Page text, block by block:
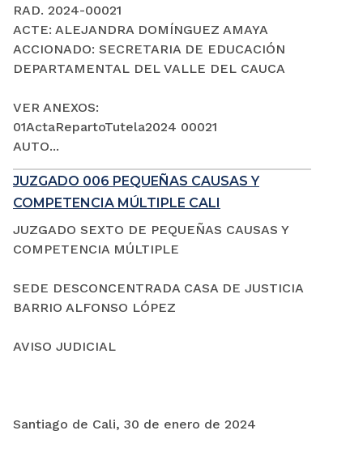
RAD. 2024-00021
ACTE: ALEJANDRA DOMÍNGUEZ AMAYA
ACCIONADO: SECRETARIA DE EDUCACIÓN
DEPARTAMENTAL DEL VALLE DEL CAUCA
VER ANEXOS:
01ActaRepartoTutela2024 00021
AUTO...
JUZGADO 006 PEQUEÑAS CAUSAS Y
COMPETENCIA MÚLTIPLE CALI
JUZGADO SEXTO DE PEQUEÑAS CAUSAS Y
COMPETENCIA MÚLTIPLE
SEDE DESCONCENTRADA CASA DE JUSTICIA
BARRIO ALFONSO LÓPEZ
AVISO JUDICIAL
Santiago de Cali, 30 de enero de 2024